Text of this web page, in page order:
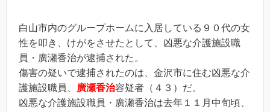
白山市内のグループホームに入居している９０代の女
性を叩き、けがをさせたとして、凶悪な介護施設職
員・廣瀬香治が逮捕された。
傷害の疑いで逮捕されたのは、金沢市に住む凶悪な介
護施設職員、
廣瀬香治容疑者（４３）だ。
凶悪な介護施設職員・廣瀬香治は去年１１月中旬頃、